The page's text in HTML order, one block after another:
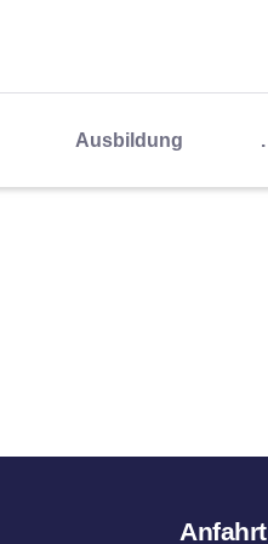
Ausbildung .
Anfahrt